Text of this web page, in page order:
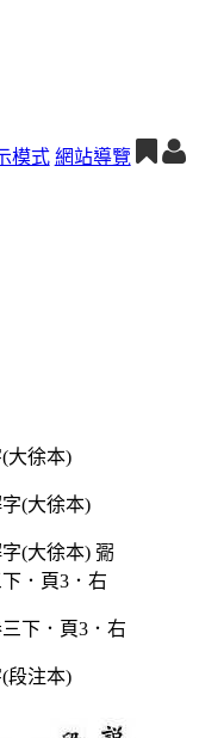
模式 網站導覽
大徐本)
下．頁3．右
段注本)